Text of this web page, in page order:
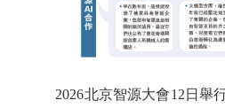
2026北京智源大會12日舉